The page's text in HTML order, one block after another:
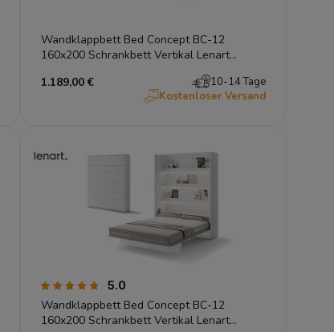
Wandklappbett Bed Concept BC-12
160x200 Schrankbett Vertikal Lenart
1.189,00 €
10-14 Tage
Kostenloser Versand
5.0
Wandklappbett Bed Concept BC-12
160x200 Schrankbett Vertikal Lenart